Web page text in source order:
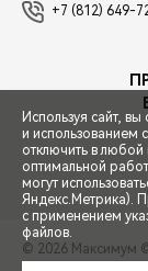
ЗАПИСЬ НА
+7 (812) 649-
© 2026 Максимум
Используя сайт, вы
и использованием
отключить в
оптимальной
могут
Яндекс.Метрика).
с применением
файлов.